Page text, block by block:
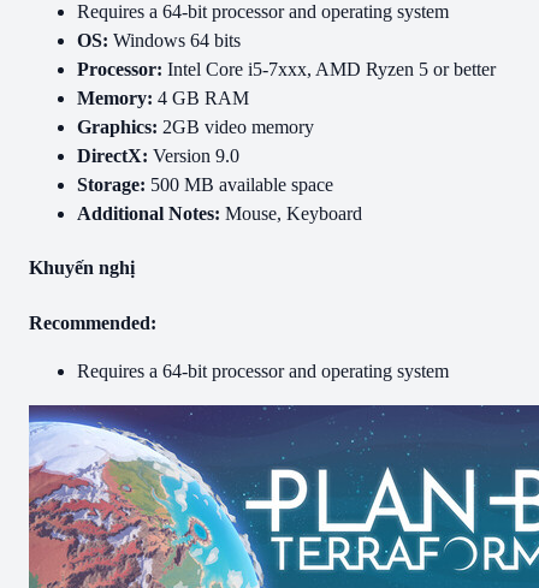
Requires a 64-bit processor and operating system
OS: Windows 64 bits
Processor: Intel Core i5-7xxx, AMD Ryzen 5 or better
Memory: 4 GB RAM
Graphics: 2GB video memory
DirectX: Version 9.0
Storage: 500 MB available space
Additional Notes: Mouse, Keyboard
Khuyến nghị
Recommended:
Requires a 64-bit processor and operating system